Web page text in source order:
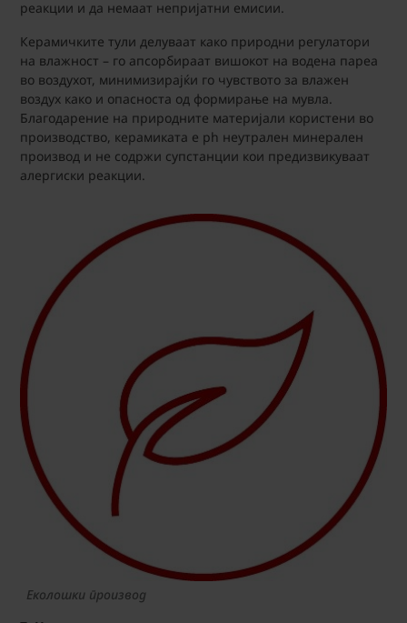
реакции и да немаат непријатни емисии.
Керамичките тули делуваат како природни регулатори
на влажност – го апсорбираат вишокот на водена пареа
во воздухот, минимизирајќи го чувството за влажен
воздух како и опасноста од формирање на мувла.
Благодарение на природните материјали користени во
производство, керамиката е ph неутрален минерален
производ и не содржи супстанции кои предизвикуваат
алергиски реакции.
Еколошки производ